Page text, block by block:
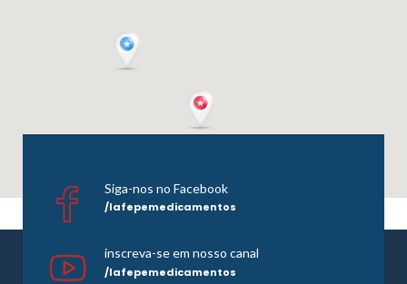
Siga-nos no Facebook
/lafepemedicamentos
inscreva-se em nosso canal
/lafepemedicamentos